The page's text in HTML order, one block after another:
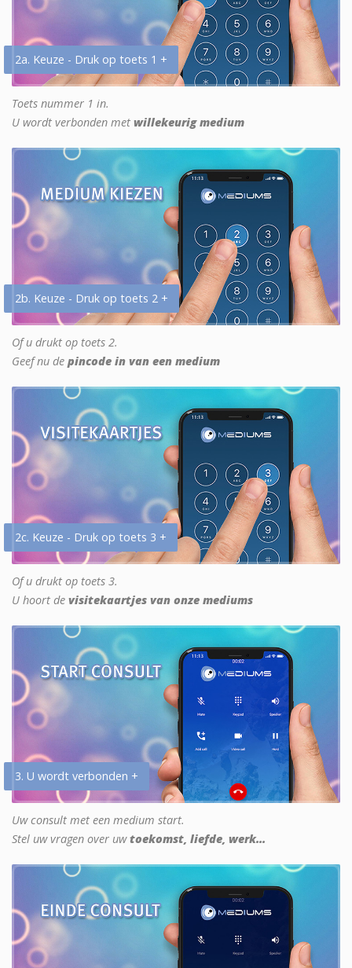
2a. Keuze - Druk op toets 1 +
Toets nummer 1 in.
U wordt verbonden met willekeurig medium
2b. Keuze - Druk op toets 2 +
Of u drukt op toets 2.
Geef nu de pincode in van een medium
2c. Keuze - Druk op toets 3 +
Of u drukt op toets 3.
U hoort de visitekaartjes van onze mediums
3. U wordt verbonden +
Uw consult met een medium start.
Stel uw vragen over uwtoekomst, liefde, werk...